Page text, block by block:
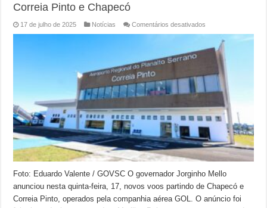
Correia Pinto e Chapecó
17 de julho de 2025 Notícias Comentários desativados
GOL
terá
novos
voos
partindo
Correia
Pinto
Chapecó
Foto: Eduardo Valente / GOVSC O governador Jorginho Mello
anunciou nesta quinta-feira, 17, novos voos partindo de Chapecó e
Correia Pinto, operados pela companhia aérea GOL. O anúncio foi